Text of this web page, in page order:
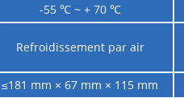
-55 ℃ ~ + 70 ℃
Refroidissement par air
≤181 mm × 67 mm × 115 mm